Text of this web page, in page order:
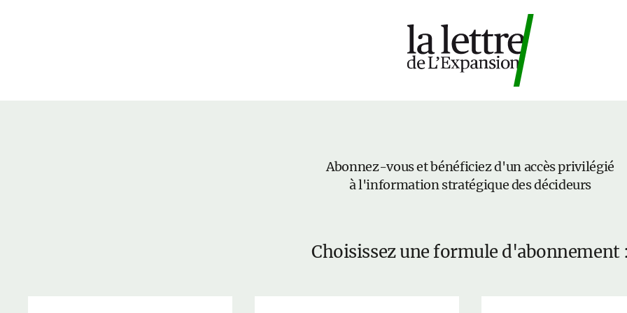
Abonnez-vous et bénéficiez d'un accès privilégié
à l'information stratégique des décideurs
Choisissez une formule d'abonnement